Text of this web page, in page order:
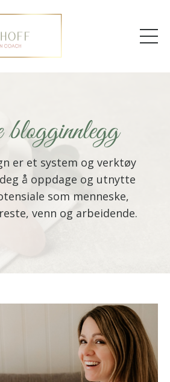
er et system og verktøy
å oppdage og utnytte
som menneske,
venn og arbeidende.